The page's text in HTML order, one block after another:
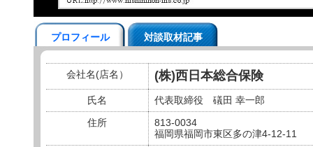
プロフィール 対談取材記事
会社名(店名） (株)西日本総合保険
氏名
代表取締役 礒田 幸一郎
住所
813-0034
福岡県福岡市東区多の津4-12-11